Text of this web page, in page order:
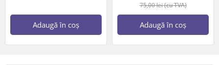
Adaugă în coș
75,00lei(cu TVA)
Adaugă în coș